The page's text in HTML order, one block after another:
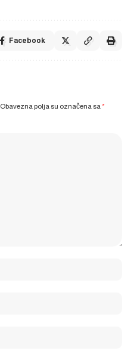
Facebook
Obavezna polja su označena sa*